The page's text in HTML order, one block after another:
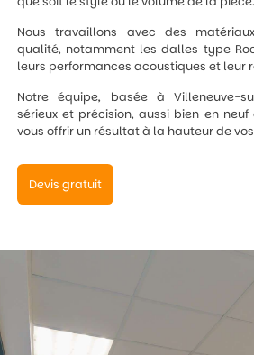
Nous travaillons avec des
qualité, notamment les dalles type
leurs performances acoustiques et leur
Notre équipe, basée à Villeneuve-
sérieux et précision, aussi bien en neuf
vous offrir un résultat à la hauteur de
Devis gratuit